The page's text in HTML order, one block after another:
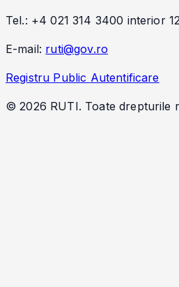
Tel.: +4 021 314 3400 interior
E-mail: ruti@gov.ro
Registru Public Autentificare
© 2026 RUTI. Toate drepturile